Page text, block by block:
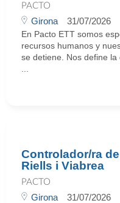
PACTO
Girona 31/07/2026
En Pacto ETT somos
recursos humanos y
se detiene. Nos define
Controlador/ra
Riells i Viabrea
PACTO
Girona 31/07/2026